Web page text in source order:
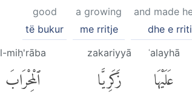
and made
dhe e
a growing
me rritje
good
të bukur
ʿalayhā
عَلَيْهَا
zakariyyā
زَكَرِيَّا
l-miḥ'rāba
ٱلْمِحْرَابَ